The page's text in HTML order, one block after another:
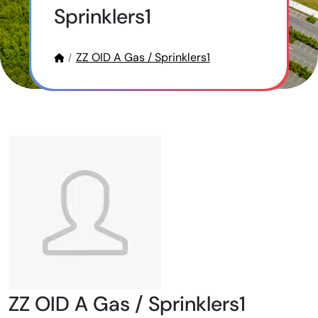
Sprinklers1
ZZ OID A Gas / Sprinklers1
ZZ OID A Gas / Sprinklers1